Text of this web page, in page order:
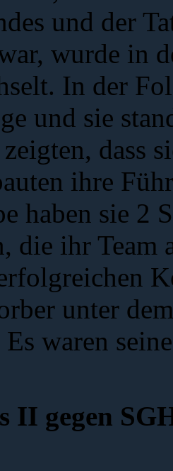
und der
wurde in
In der
und sie
dass
ihre
haben sie 2
die ihr Team
unter
waren
II gegen